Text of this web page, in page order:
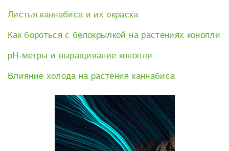
Листья каннабиса и их окраска
Как бороться с белокрылкой на растениях конопли
рН-метры и выращивание конопли
Влияние холода на растения каннабиса